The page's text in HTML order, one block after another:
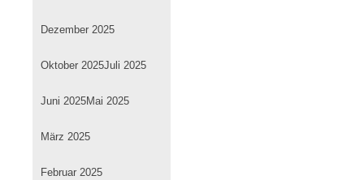
Dezember 2025
Oktober 2025Juli 2025
Juni 2025Mai 2025
März 2025
Februar 2025